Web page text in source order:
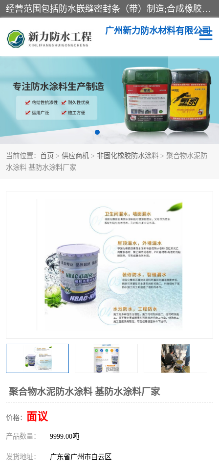
经营范围包括防水嵌缝密封条（带）制造;合成橡胶制造（监控化学品、危险化学品除外）;沥青混合物制造;防水胶粘带制造;其他合成材料制造（监控化学品、危险化学品除外）;涂料制造（监控化学品、危险化学品除外）;建筑结构防水补漏;防水建筑材料制造;粘合剂制造（监控化学品、危险化学品除外）;涂料零售;广州新力防水材料有限公司具有1处分支机构。
广州新力防水材料有限公司
当前位置： 首页 > 供应商机 > 非固化橡胶防水涂料 > 聚合物水泥防
水涂料 基防水涂料厂家
聚合物水泥防水涂料 基防水涂料厂家
价格： 面议
产品数量： 9999.00吨
发货地址： 广东省广州市白云区
黑豹防水胶 建筑108胶水
乳化沥青防水涂料 自粘卷材
非固化橡胶防水涂料